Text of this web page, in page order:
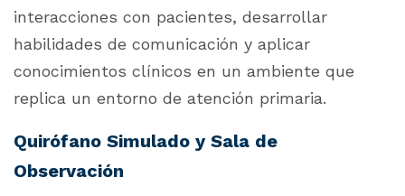
interacciones con pacientes, desarrollar
habilidades de comunicación y aplicar
conocimientos clínicos en un ambiente que
replica un entorno de atención primaria.
Quirófano Simulado y Sala de
Observación